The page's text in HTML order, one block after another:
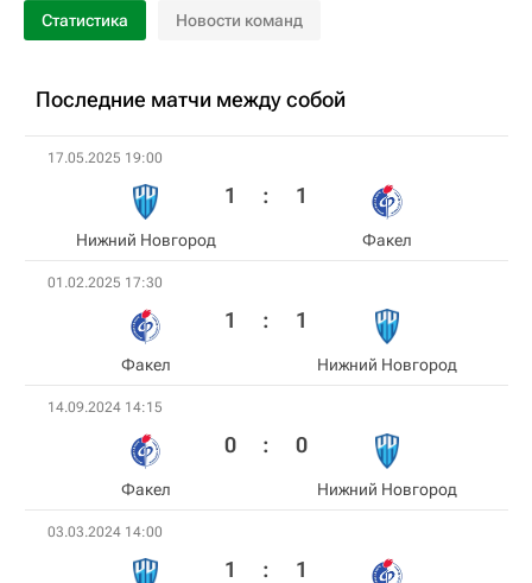
Статистика Новости команд
Последние матчи между собой
17.05.2025 19:00
Нижний Новгород
1 : 1
Факел
01.02.2025 17:30
Факел
1 : 1
Нижний Новгород
14.09.2024 14:15
Факел
0 : 0
Нижний Новгород
03.03.2024 14:00
1 : 1